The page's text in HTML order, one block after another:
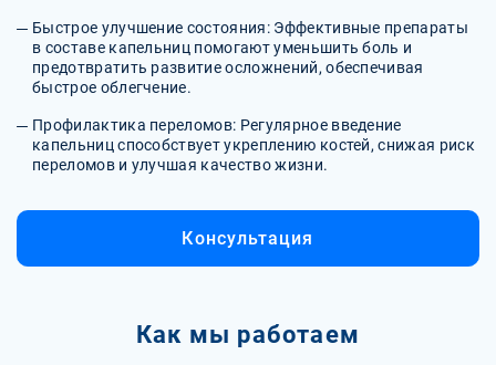
Быстрое улучшение состояния: Эффективные препараты
в составе капельниц помогают уменьшить боль и
предотвратить развитие осложнений, обеспечивая
быстрое облегчение.
Профилактика переломов: Регулярное введение
капельниц способствует укреплению костей, снижая риск
переломов и улучшая качество жизни.
Консультация
Как мы работаем